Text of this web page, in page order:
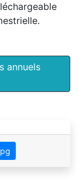
annuels